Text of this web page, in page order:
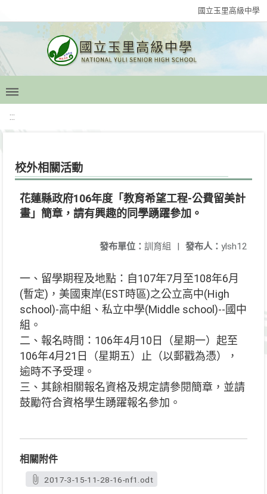
國立玉里高級中學
:::
校外相關活動
花蓮縣政府106年度「教育希望工程-公費留美計
畫」簡章，請有興趣的同學踴躍參加。
發布人： ylsh12
發布單位： 訓育組 |
一、留學期程及地點：自107年7月至108年6月
(暫定)，美國東岸(EST時區)之公立高中(High
school)-高中組、私立中學(Middle school)--國中
組。
二、報名時間：106年4月10日（星期一）起至
106年4月21日（星期五）止（以郵戳為憑），
逾時不予受理。
三、其餘相關報名資格及規定請參閱簡章，並請
鼓勵符合資格學生踴躍報名參加。
相關附件
2017-3-15-11-28-16-nf1.odt